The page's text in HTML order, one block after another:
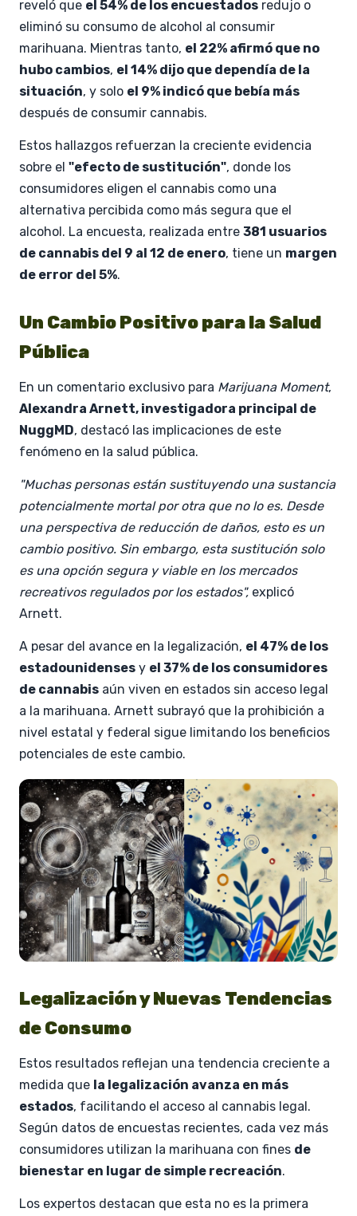
reveló que el 54% de los encuestados redujo o
eliminó su consumo de alcohol al consumir
marihuana. Mientras tanto, el 22% afirmó que no
hubo cambios, el 14% dijo que dependía de la
situación, y solo el 9% indicó que bebía más
después de consumir cannabis.
Estos hallazgos refuerzan la creciente evidencia
sobre el "efecto de sustitución", donde los
consumidores eligen el cannabis como una
alternativa percibida como más segura que el
alcohol. La encuesta, realizada entre 381 usuarios
de cannabis del 9 al 12 de enero, tiene un margen
de error del 5%.
Un Cambio Positivo para la Salud
Pública
En un comentario exclusivo para Marijuana Moment,
Alexandra Arnett, investigadora principal de
NuggMD, destacó las implicaciones de este
fenómeno en la salud pública.
"Muchas personas están sustituyendo una sustancia
potencialmente mortal por otra que no lo es. Desde
una perspectiva de reducción de daños, esto es un
cambio positivo. Sin embargo, esta sustitución solo
es una opción segura y viable en los mercados
recreativos regulados por los estados", explicó
Arnett.
A pesar del avance en la legalización, el 47% de los
estadounidenses y el 37% de los consumidores
de cannabis aún viven en estados sin acceso legal
a la marihuana. Arnett subrayó que la prohibición a
nivel estatal y federal sigue limitando los beneficios
potenciales de este cambio.
Legalización y Nuevas Tendencias
de Consumo
Estos resultados reflejan una tendencia creciente a
medida que la legalización avanza en más
estados, facilitando el acceso al cannabis legal.
Según datos de encuestas recientes, cada vez más
consumidores utilizan la marihuana con fines de
bienestar en lugar de simple recreación.
Los expertos destacan que esta no es la primera